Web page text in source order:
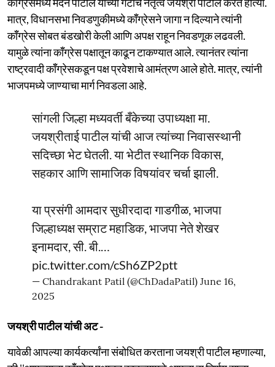
मात्र, विधानसभा निवडणुकीमध्ये कॉँग्रेसने जागा न दिल्याने त्यांनी
कॉँग्रेस सोबत बंडखोरी केली आणि अपक्ष राहून निवडणूक लढवली.
यामुळे त्यांना कॉँग्रेस पक्षातून काढून टाकण्यात आले. त्यानंतर त्यांना
राष्ट्रवादी कॉँग्रेसकडून पक्ष प्रवेशाचे आमंत्रण आले होते. मात्र, त्यांनी
भाजपमध्ये जाण्याचा मार्ग निवडला आहे.
सांगली जिल्हा मध्यवर्ती बँकेच्या उपाध्यक्षा मा.
जयश्रीताई पाटील यांची आज त्यांच्या निवासस्थानी
सदिच्छा भेट घेतली. या भेटीत स्थानिक विकास,
सहकार आणि सामाजिक विषयांवर चर्चा झाली.
या प्रसंगी आमदार सुधीरदादा गाडगीळ, भाजपा
जिल्हाध्यक्ष सम्राट महाडिक, भाजपा नेते शेखर
इनामदार, सी. बी.…
pic.twitter.com/cSh6ZP2ptt
— Chandrakant Patil (@ChDadaPatil) June 16,
2025
जयश्री पाटील यांची अट -
यावेळी आपल्या कार्यकर्त्यांना संबोधित करताना जयश्री पाटील म्हणाल्या,